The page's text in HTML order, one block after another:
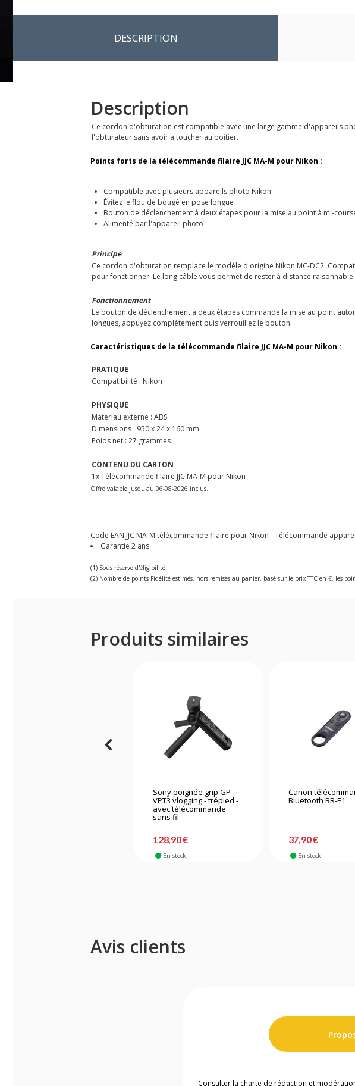
DESCRIPTION
Description
Ce cordon d'obturation est compatible avec une large gamme d'appareils
l'obturateur sans avoir à toucher au boitier.
Points forts de la télécommande filaire JJC MA-M pour Nikon :
Compatible avec plusieurs appareils photo Nikon
Évitez le flou de bougé en pose longue
Bouton de déclenchement à deux étapes pour la mise au point à mi-
Alimenté par l'appareil photo
Principe
Ce cordon d'obturation remplace le modèle d'origine Nikon MC-DC2.
pour fonctionner. Le long câble vous permet de rester à distance
Fonctionnement
Le bouton de déclenchement à deux étapes commande la mise au point
longues, appuyez complètement puis verrouillez le bouton.
Caractéristiques de la télécommande filaire JJC MA-M pour Nikon :
PRATIQUE
Compatibilité : Nikon
PHYSIQUE
Matériau externe : ABS
Dimensions : 950 x 24 x 160 mm
Poids net : 27 grammes
CONTENU DU CARTON
1x Télécommande filaire JJC MA-M pour Nikon
Offre valable jusqu'au 06-08-2026 inclus.
Code EAN JJC MA-M télécommande filaire pour Nikon - Télécommande
Garantie 2 ans
(1) Sous réserve d'éligibilité.
(2) Nombre de points Fidélité estimés, hors remises au panier, basé sur le prix TTC en €, les
Produits similaires
Sony poignée grip GP-
VPT3 vlogging - trépied -
avec télécommande
sans fil
128,90 €
En stock
Canon
Bluetooth BR-E1
37,90 €
En stock
Avis clients
Consulter la charte de rédaction et